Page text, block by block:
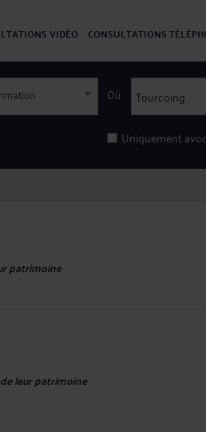
VIDÉO CONSULTATIONS
Où
Uniquement
patrimoine
leur patrimoine